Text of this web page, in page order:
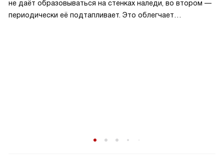
не даёт образовываться на стенках наледи, во втором —
периодически её подтапливает. Это облегчает